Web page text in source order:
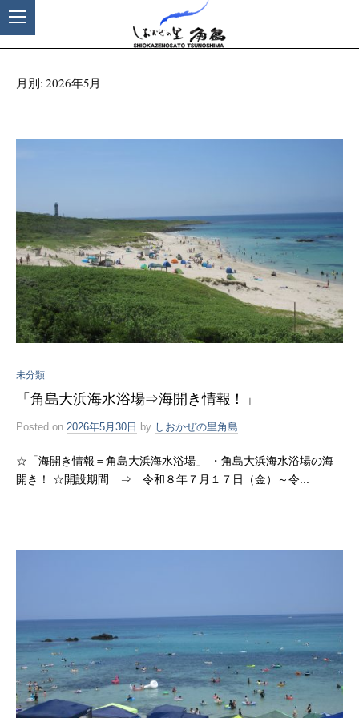
コ
ス
キ
ッ
プ
月別: 2026年5月
未分類
「角島大浜海水浴場⇒海開き情報！」
Posted on 2026年5月30日 by しおかぜの里角島
☆「海開き情報＝角島大浜海水浴場」 ・角島大浜海水浴場の海
開き！ ☆開設期間 ⇒ 令和８年７月１７日（金）～令...